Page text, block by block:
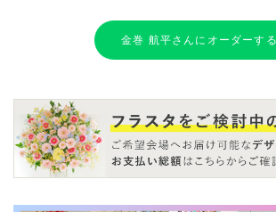
金巻 航平さんにオーダーする